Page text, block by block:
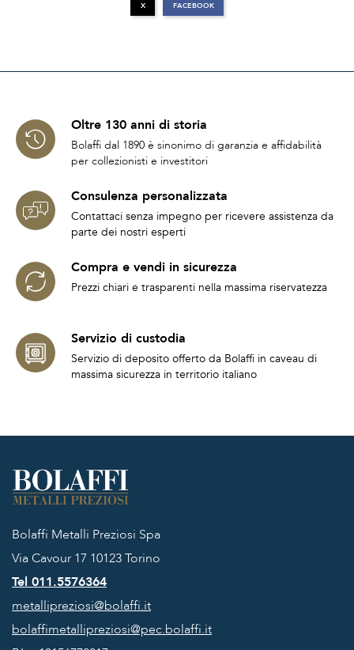
X FACEBOOK
Oltre 130 anni di storia
Bolaffi dal 1890 è sinonimo di garanzia e affidabilità
per collezionisti e investitori
Consulenza personalizzata
Contattaci senza impegno per ricevere assistenza da
parte dei nostri esperti
Compra e vendi in sicurezza
Prezzi chiari e trasparenti nella massima riservatezza
Servizio di custodia
Servizio di deposito offerto da Bolaffi in caveau di
massima sicurezza in territorio italiano
Bolaffi Metalli Preziosi Spa
Via Cavour 17 10123 Torino
Tel 011.5576364
metallipreziosi@bolaffi.it
bolaffimetallipreziosi@pec.bolaffi.it